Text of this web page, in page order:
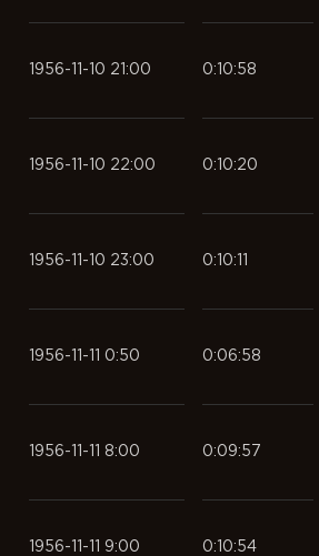
1956-11-10 21:00 0:10:58
1956-11-10 22:00 0:10:20
1956-11-10 23:00 0:10:11
1956-11-11 0:50 0:06:58
1956-11-11 8:00 0:09:57
1956-11-11 9:00 0:10:54